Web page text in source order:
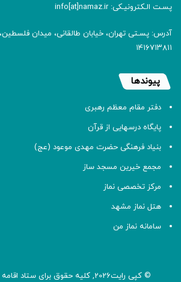
پسـت الـکترونیـکی: info[at]namaz.ir
۱۴۱۶۷۱۳۸۱۱
پیوندها
دفتر مقام معظم رهبری
پایگاه درسهایی از قرآن
بنیاد فرهنگی حضرت مهدی موعود (عج)
مجمع خیرین مسجد ساز
مرکز تخصصی نماز
هتل نماز مشهد
سامانه نماز من
© کپی رایت2026, کلیه حقوق برای ستاد اقامه